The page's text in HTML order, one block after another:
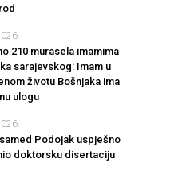
210 murasela imamima
sarajevskog: Imam u
životu Bošnjaka ima
ulogu
Podojak uspješno
doktorsku disertaciju